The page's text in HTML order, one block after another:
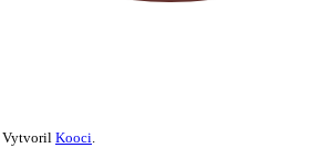
Vytvoril Kooci.